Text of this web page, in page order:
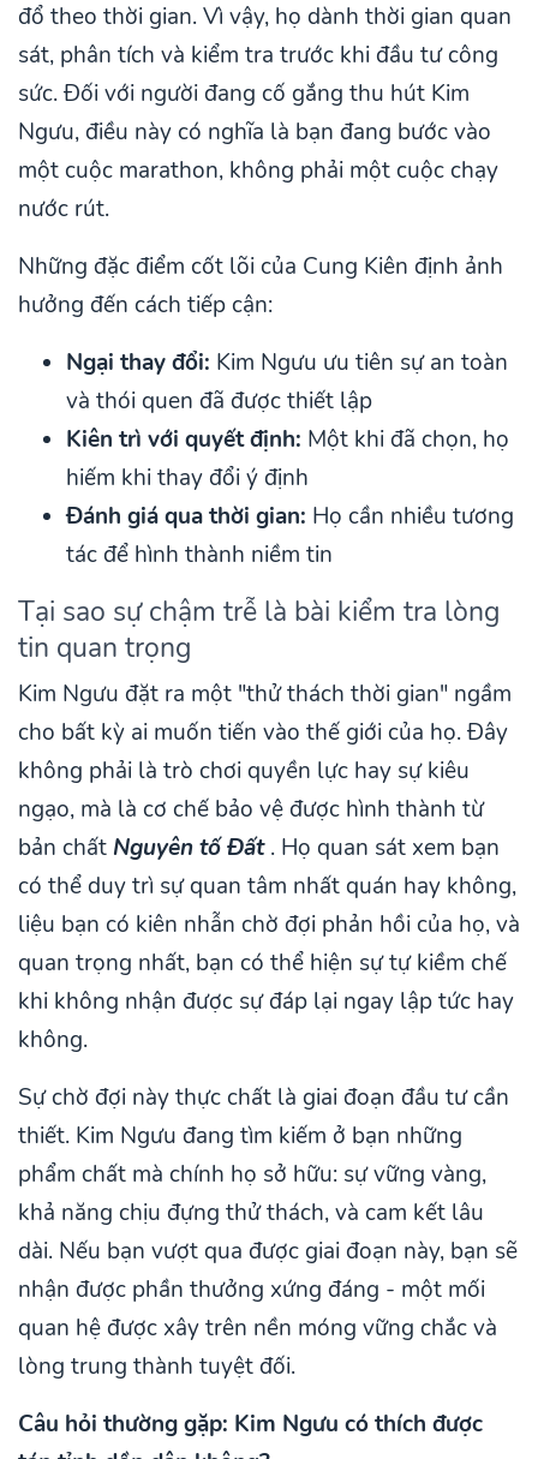
đổ theo thời gian. Vì vậy, họ dành thời gian quan
sát, phân tích và kiểm tra trước khi đầu tư công
sức. Đối với người đang cố gắng thu hút Kim
Ngưu, điều này có nghĩa là bạn đang bước vào
một cuộc marathon, không phải một cuộc chạy
nước rút.
Những đặc điểm cốt lõi của Cung Kiên định ảnh
hưởng đến cách tiếp cận:
Ngại thay đổi: Kim Ngưu ưu tiên sự an toàn
và thói quen đã được thiết lập
Kiên trì với quyết định: Một khi đã chọn, họ
hiếm khi thay đổi ý định
Đánh giá qua thời gian: Họ cần nhiều tương
tác để hình thành niềm tin
Tại sao sự chậm trễ là bài kiểm tra lòng
tin quan trọng
Kim Ngưu đặt ra một "thử thách thời gian" ngầm
cho bất kỳ ai muốn tiến vào thế giới của họ. Đây
không phải là trò chơi quyền lực hay sự kiêu
ngạo, mà là cơ chế bảo vệ được hình thành từ
bản chất Nguyên tố Đất. Họ quan sát xem bạn
có thể duy trì sự quan tâm nhất quán hay không,
liệu bạn có kiên nhẫn chờ đợi phản hồi của họ, và
quan trọng nhất, bạn có thể hiện sự tự kiềm chế
khi không nhận được sự đáp lại ngay lập tức hay
không.
Sự chờ đợi này thực chất là giai đoạn đầu tư cần
thiết. Kim Ngưu đang tìm kiếm ở bạn những
phẩm chất mà chính họ sở hữu: sự vững vàng,
khả năng chịu đựng thử thách, và cam kết lâu
dài. Nếu bạn vượt qua được giai đoạn này, bạn sẽ
nhận được phần thưởng xứng đáng - một mối
quan hệ được xây trên nền móng vững chắc và
lòng trung thành tuyệt đối.
Câu hỏi thường gặp: Kim Ngưu có thích được